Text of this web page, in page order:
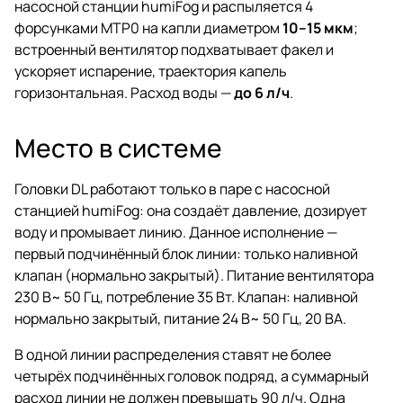
насосной станции humiFog и распыляется 4
форсунками MTP0 на капли диаметром 10–15 мкм;
встроенный вентилятор подхватывает факел и
ускоряет испарение, траектория капель
горизонтальная. Расход воды —до 6 л/ч.
Место в системе
Головки DL работают только в паре с насосной
станцией humiFog: она создаёт давление, дозирует
воду и промывает линию. Данное исполнение —
первый подчинённый блок линии: только наливной
клапан (нормально закрытый). Питание вентилятора
230 В~ 50 Гц, потребление 35 Вт. Клапан: наливной
нормально закрытый, питание 24 В~ 50 Гц, 20 ВА.
В одной линии распределения ставят не более
четырёх подчинённых головок подряд, а суммарный
расход линии не должен превышать 90 л/ч. Одна